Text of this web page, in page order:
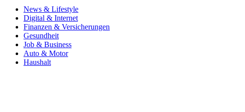
News & Lifestyle
Digital & Internet
Finanzen & Versicherungen
Gesundheit
Job & Business
Auto & Motor
Haushalt